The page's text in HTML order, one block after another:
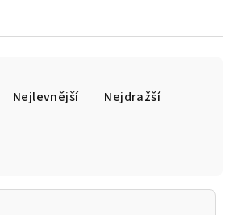
Nejlevnější Nejdražší